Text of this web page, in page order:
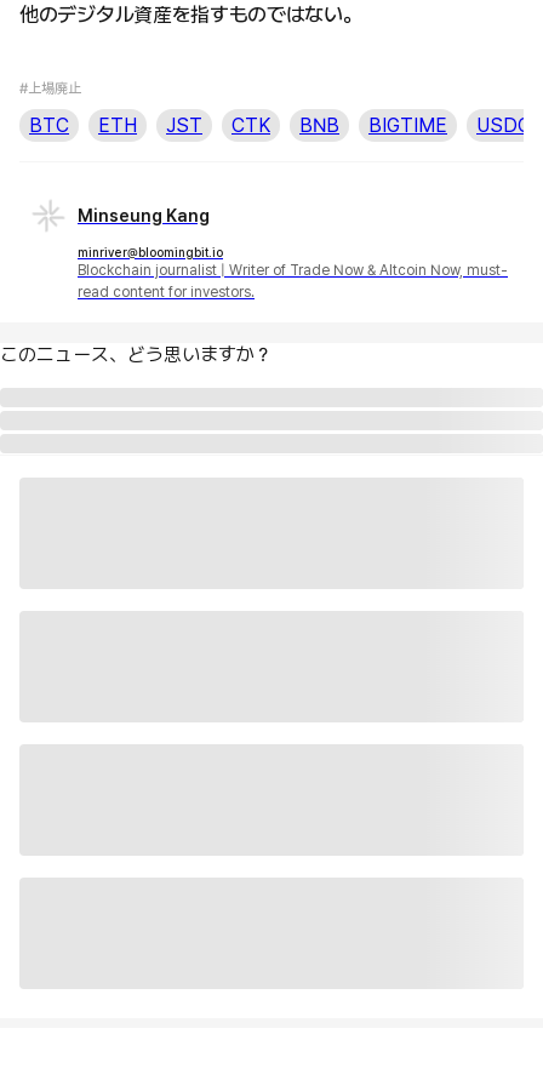
他のデジタル資産を指すものではない。
#上場廃止
BTC ETH JST CTK BNB BIGTIME USDC
Minseung Kang
minriver@bloomingbit.io
Blockchain journalist | Writer of Trade Now & Altcoin Now, must-
read content for investors.
このニュース、どう思いますか？